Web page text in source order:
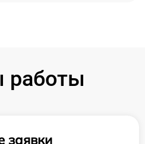
работы
заявки